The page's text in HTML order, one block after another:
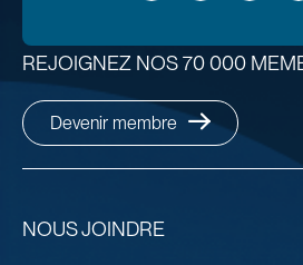
NOUS JOINDRE
REJOIGNEZ NOS 70 000
Devenir membre